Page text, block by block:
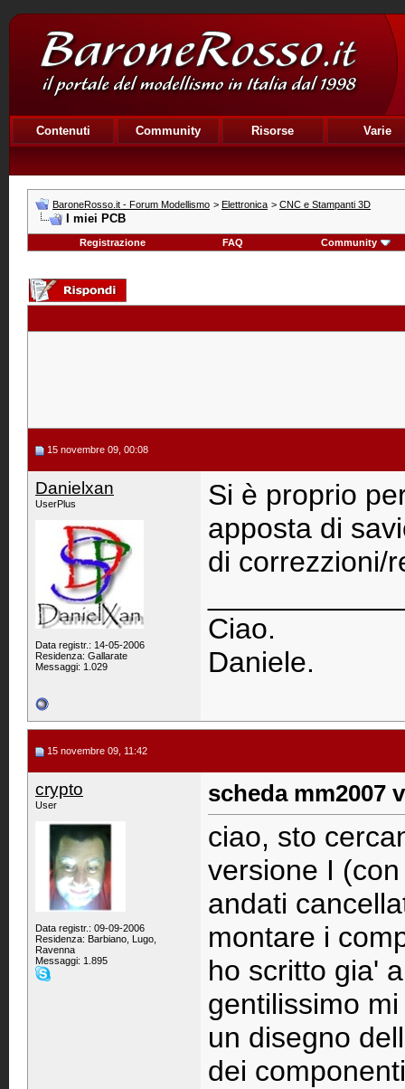
Contenuti Community Risorse Varie
BaroneRosso.it - Forum Modellismo > Elettronica > CNC e Stampanti 3D
I miei PCB
Registrazione FAQ Community
15 novembre 09, 00:08
Danielxan
UserPlus
Data registr.: 14-05-2006
Residenza: Gallarate
Messaggi: 1.029
Si è proprio
apposta di
di correzzioni/
Ciao.
Daniele.
15 novembre 09, 11:42
crypto
User
Data registr.: 09-09-2006
Residenza: Barbiano, Lugo,
Ravenna
Messaggi: 1.895
scheda mm2007
ciao, sto
versione I
andati
montare i
ho scritto gia'
gentilissimo
un disegno
dei